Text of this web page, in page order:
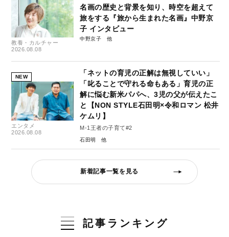
教養・カルチャー
2026.08.08
名画の歴史と背景を知り、時空を超えて
旅をする『旅から生まれた名画』中野京
子 インタビュー
中野京子
NEW
エンタメ
2026.08.08
「ネットの育児の正解は無視していい」
「叱ることで守れる命もある」育児の正
解に悩む新米パパへ、3児の父が伝えたこ
と【NON STYLE石田明×令和ロマン 松井
ケムリ】
M-1王者の子育て#2
石田明
新着記事一覧を見る
記事ランキング